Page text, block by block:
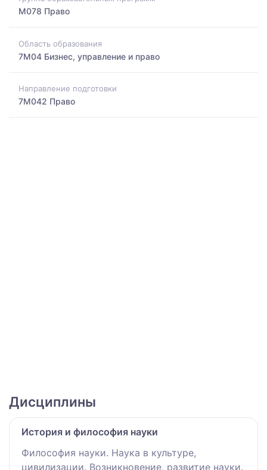
M078 Право
Область образования
7M04 Бизнес, управление и право
Направление подготовки
7M042 Право
Дисциплины
История и философия науки
Философия науки. Наука в культуре,
цивилизации. Возникновение, развитие науки.